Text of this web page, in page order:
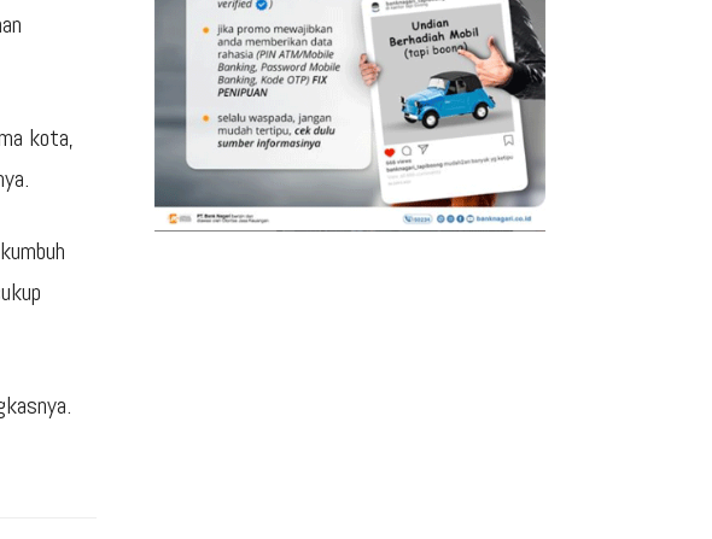
kota,